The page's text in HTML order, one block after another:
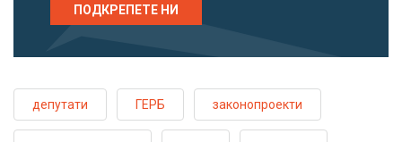
ПОДКРЕПЕТЕ НИ
депутати ГЕРБ законопроекти